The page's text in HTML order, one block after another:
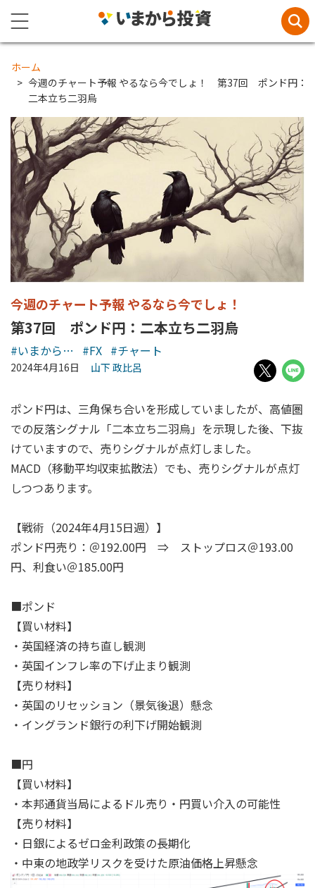
ホーム
今週のチャート予報 やるなら今でしょ！ 第37回 ポンド円：
二本立ち二羽烏
今週のチャート予報 やるなら今でしょ！
第37回 ポンド円：二本立ち二羽烏
#いまから… #FX #チャート
2024年4月16日 山下 政比呂
ポンド円は、三角保ち合いを形成していましたが、高値圏
での反落シグナル「二本立ち二羽烏」を示現した後、下抜
けていますので、売りシグナルが点灯しました。
MACD（移動平均収束拡散法）でも、売りシグナルが点灯
しつつあります。
【戦術（2024年4月15日週）】
ポンド円売り：＠192.00円 ⇒ ストップロス＠193.00
円、利食い＠185.00円
■ポンド
【買い材料】
・英国経済の持ち直し観測
・英国インフレ率の下げ止まり観測
【売り材料】
・英国のリセッション（景気後退）懸念
・イングランド銀行の利下げ開始観測
■円
【買い材料】
・本邦通貨当局によるドル売り・円買い介入の可能性
【売り材料】
・日銀によるゼロ金利政策の長期化
・中東の地政学リスクを受けた原油価格上昇懸念